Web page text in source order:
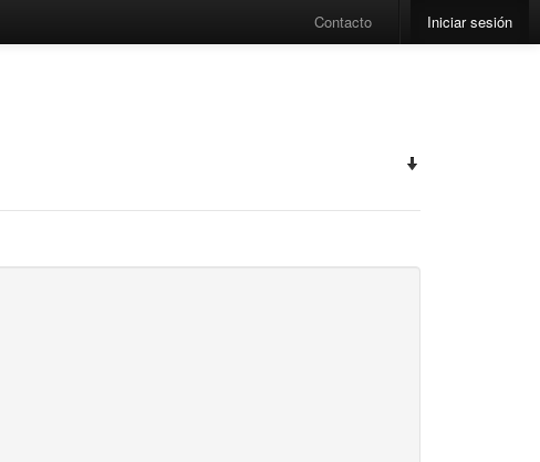
Contacto Iniciar sesión